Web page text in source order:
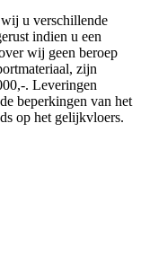
u verschillende
indien u een
wij geen beroep
zijn
. Leveringen
beperkingen van het
op het gelijkvloers.